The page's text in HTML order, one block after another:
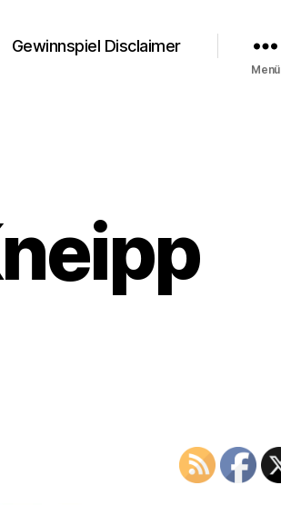
Gewinnspiel Disclaimer
Menü